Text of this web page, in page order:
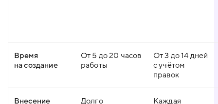
Время
на создание
От 5 до 20 часов
работы
От 3 до 14 дней
с учётом
правок
Внесение
Долго
Каждая